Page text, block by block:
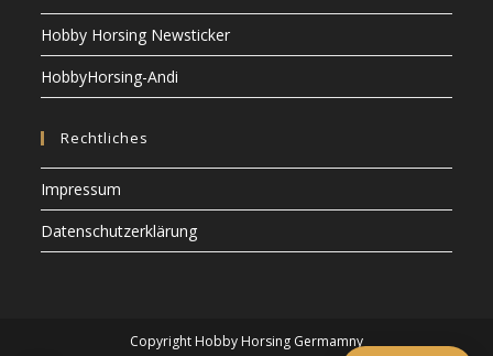
Hobby Horsing Newsticker
HobbyHorsing-Andi
Rechtliches
Impressum
Datenschutzerklärung
Copyright Hobby Horsing Germamny